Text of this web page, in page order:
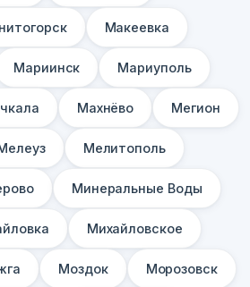
Макеевка
Мариинск Мариуполь
Махнёво Мегион
Мелитополь
Минеральные Воды
Михайловское
Моздок Морозовск